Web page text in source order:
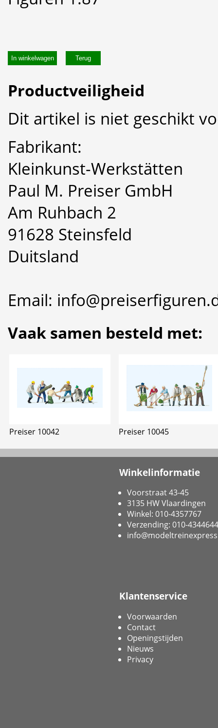
In winkelwagen
Productveiligheid
Dit artikel is niet geschikt
Fabrikant:
Kleinkunst-Werkstätten
Paul M. Preiser GmbH
Am Ruhbach 2
91628 Steinsfeld
Duitsland
Email:
Vaak samen besteld met:
Preiser 10042 Preiser 10045
Winkelinformatie
Voorstraat 43-45
3135 HW Vlaardingen
Winkel: 010-4357767
Verzending: 010-4344644
Klantenservice
Voorwaarden
Contact
Openingstijden
Nieuws
Privacy